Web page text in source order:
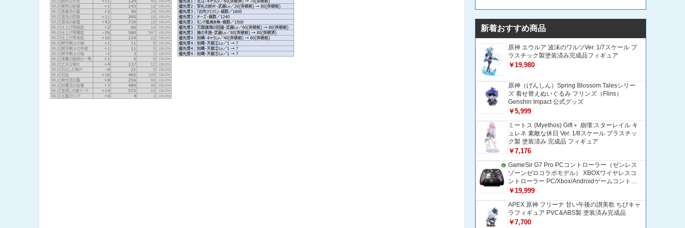
新着おすすめ商品
原神 エウルア 波沫のワルツVer. 1/7スケール プ
ラスチック製塗装済み完成品フィギュア
￥19,980
原神（げんしん）Spring Blossom Talesシリー
ズ 着せ替えぬいぐるみ フリンズ（Flins）
Genshin Impact 公式グッズ
￥5,999
ミートス (Myethos) Gift＋ 崩壊:スターレイル キ
ュレネ 素敵な休日 Ver. 1/8スケール プラスチッ
ク製 塗装済み 完成品 フィギュア
￥7,176
GameSir G7 Pro PCコントローラー（ゼンレス
ゾーンゼロコラボモデル） XBOXワイヤレスコ
ントローラー PC/Xbox/Androidゲームコントロ
ーラー 1200mAH大容量バッテリー TMRホール
コントローラー 追加ボタン＆トリガー/グリップ
振動モーター搭載 トリガーストップ＆背面ボタ
ンロック付きゲームパッド 光学式マイクロスイ
￥19,999
APEX 原神 フリーナ 甘い午後の讃美歌 ちびキャ
ラフィギュア PVC&ABS製 塗装済み完成品
￥7,700